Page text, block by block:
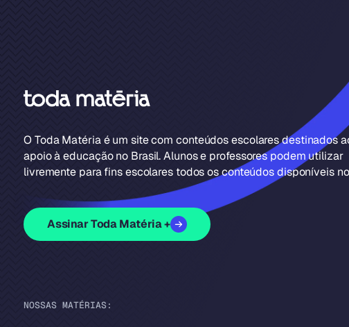
O Toda Matéria é um site com conteúdos escolares destinados
apoio à educação no Brasil. Alunos e professores podem utilizar
livremente para fins escolares todos os conteúdos disponíveis
Assinar Toda Matéria +
NOSSAS MATÉRIAS: